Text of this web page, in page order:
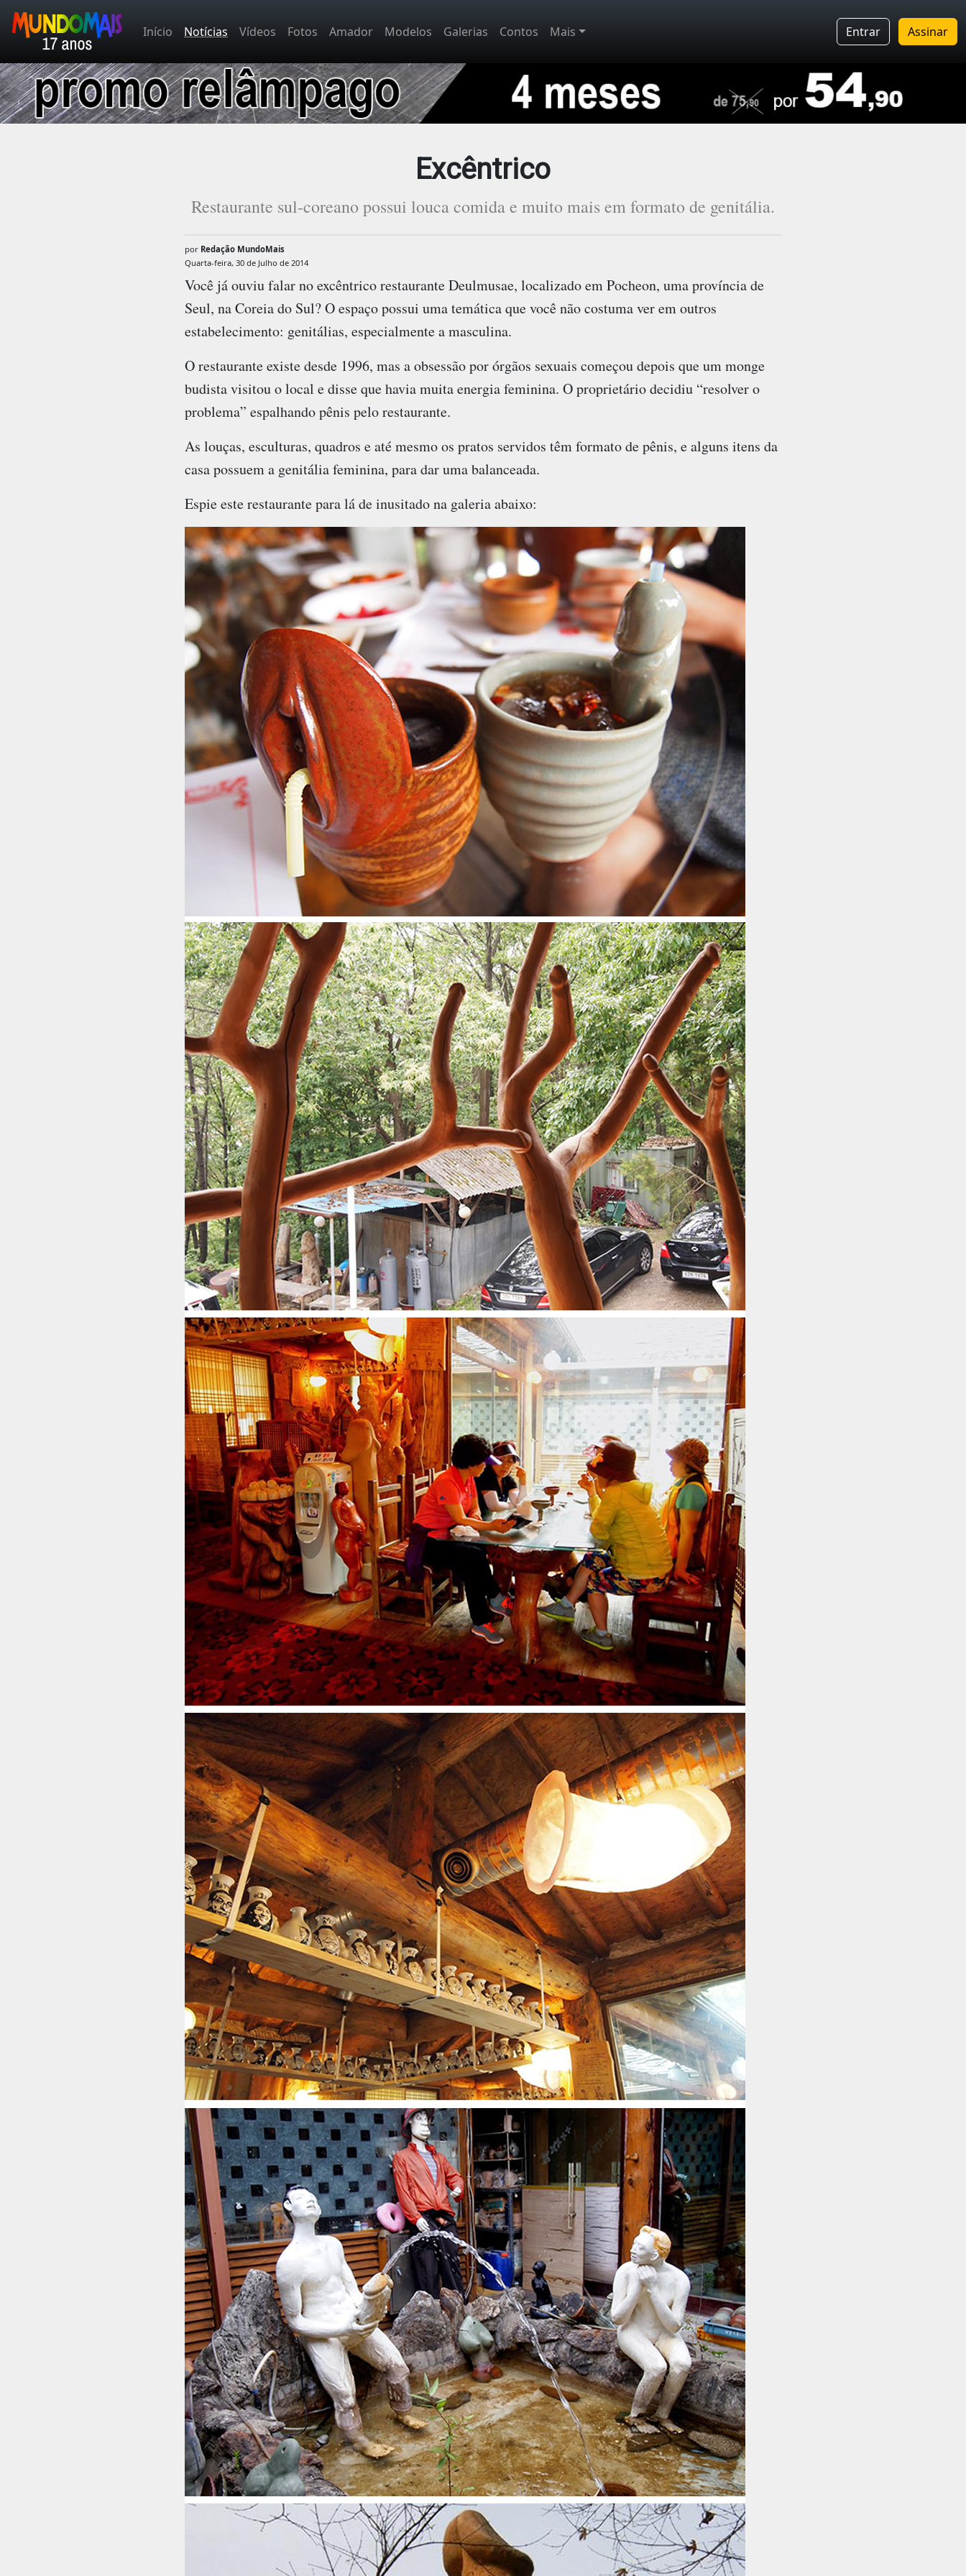
Início Notícias Vídeos Fotos Amador Modelos Galerias Contos Mais Entrar Assinar
Excêntrico
Restaurante sul-coreano possui louca comida e muito mais em formato de genitália.
por Redação MundoMais
Quarta-feira, 30 de Julho de 2014
Você já ouviu falar no excêntrico restaurante Deulmusae, localizado em Pocheon, uma província de
Seul, na Coreia do Sul? O espaço possui uma temática que você não costuma ver em outros
estabelecimento: genitálias, especialmente a masculina.
O restaurante existe desde 1996, mas a obsessão por órgãos sexuais começou depois que um monge
budista visitou o local e disse que havia muita energia feminina. O proprietário decidiu “resolver o
problema” espalhando pênis pelo restaurante.
As louças, esculturas, quadros e até mesmo os pratos servidos têm formato de pênis, e alguns itens da
casa possuem a genitália feminina, para dar uma balanceada.
Espie este restaurante para lá de inusitado na galeria abaixo: